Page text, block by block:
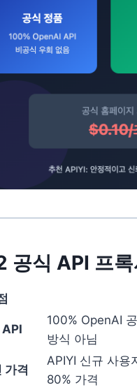
공식 API 프
API
100% OpenAI
방식 아님
가격
APIYI 신규 사용
80% 가격